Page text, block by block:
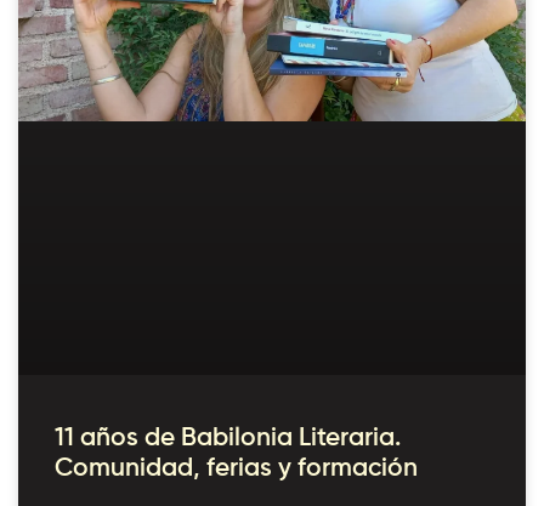
11 años de Babilonia Literaria.
Comunidad, ferias y formación